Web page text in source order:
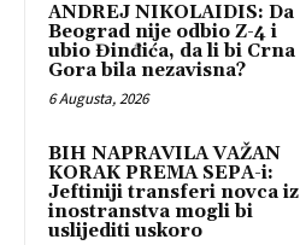
ANDREJ NIKOLAIDIS: Da
Beograd nije odbio Z-4 i
ubio Đinđića, da li bi Crna
Gora bila nezavisna?
6 Augusta, 2026
BIH NAPRAVILA VAŽAN
KORAK PREMA SEPA-i:
Jeftiniji transferi novca iz
inostranstva mogli bi
uslijediti uskoro